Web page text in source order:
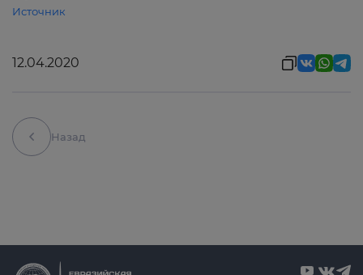
Источник
12.04.2020
Назад